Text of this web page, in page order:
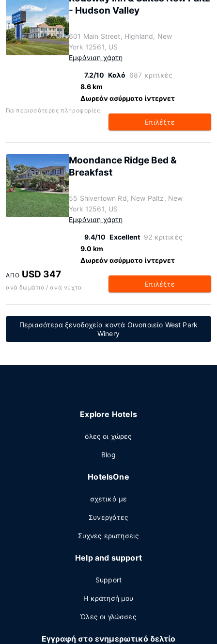
- Hudson Valley
601 Main Street, Highland, New
York 12561, US
Εμφάνιση χάρτη
7.2/10 Καλό 687 κριτικές
8.6 km
Δωρεάν ασύρματο ίντερνετ
Για περισσότερες πληροφορίες:
Επιλέξτε
Moondance Ridge Bed &
Breakfast
55 Shivertown Rd, New Paltz, New
York 12561, US
Εμφάνιση χάρτη
9.4/10 Excellent 92 κριτικές
9.0 km
Δωρεάν ασύρματο ίντερνετ
ΑΠΌ USD 347
ανά δωμάτιο / ανά νύχτα Επιλέξτε
Περισσότερα ξενοδοχεία κοντά Οινοποιείο West Park
Winery
Explore Hotels
όλες οι χώρες
Blog
HotelsOne
σχετικά με
Συνεργάτες
Συχνες ερωτησεις
Help and support
Support
Η κράτησή μου
Όλες οι γλώσσες
Εγγραφή στο ενημερωτικό δελτίο